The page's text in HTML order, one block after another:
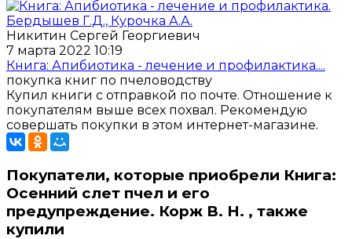
Никитин Сергей Георгиевич
7 марта 2022 10:19
Книга: Апибиотика - лечение и профилактика....
покупка книг по пчеловодству
Купил книги с отправкой по почте. Отношение к
покупателям выше всех похвал. Рекомендую
совершать покупки в этом интернет-магазине.
Покупатели, которые приобрели Книга:
Осенний слет пчел и его
предупреждение. Корж В. Н. , также
купили